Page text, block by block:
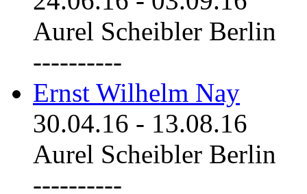
Aurel Scheibler Berlin
----------
Ernst Wilhelm Nay
30.04.16 - 13.08.16
Aurel Scheibler Berlin
----------